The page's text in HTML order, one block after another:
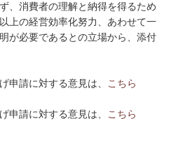
、消費者の理解と納得を得るため
上の経営効率化努力、あわせて一
が必要であるとの立場から、添付
申請に対する意見は、
こちら
申請に対する意見は、
こちら